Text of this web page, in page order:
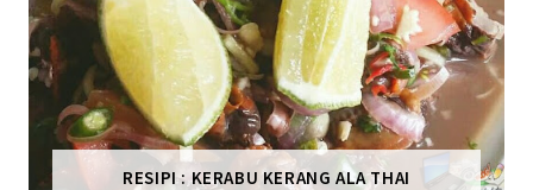
RESIPI : KERABU KERANG ALA THAI